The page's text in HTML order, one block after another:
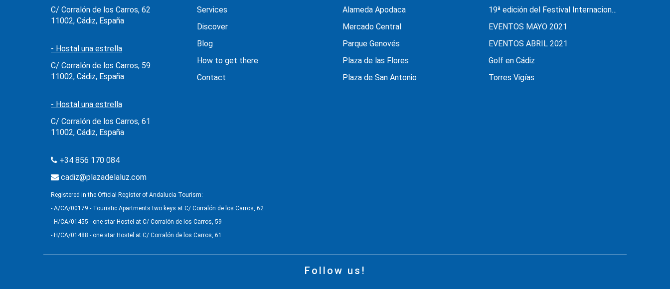
C/ Corralón de los Carros, 62
11002, Cádiz, España
- Hostal una estrella
C/ Corralón de los Carros, 59
11002, Cádiz, España
- Hostal una estrella
C/ Corralón de los Carros, 61
11002, Cádiz, España
+34 856 170 084
cadiz@plazadelaluz.com
Services
Discover
Blog
How to get there
Contact
Alameda Apodaca
Mercado Central
Parque Genovés
Plaza de las Flores
Plaza de San Antonio
19ª edición del Festival Internacional ‘Cádiz en Danza’
EVENTOS MAYO 2021
EVENTOS ABRIL 2021
Golf en Cádiz
Torres Vigías
Registered in the Official Register of Andalucia Tourism:
- A/CA/00179 - Touristic Apartments two keys at C/ Corralón de los Carros, 62
- H/CA/01455 - one star Hostel at C/ Corralón de los Carros, 59
- H/CA/01488 - one star Hostel at C/ Corralón de los Carros, 61
Follow us!